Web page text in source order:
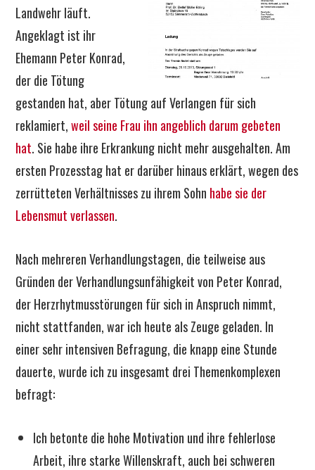
Landwehr läuft.
Angeklagt ist ihr
Ehemann Peter Konrad,
der die Tötung
gestanden hat, aber Tötung auf Verlangen für sich
reklamiert,weil seine Frau ihn angeblich darum gebeten
hat. Sie habe ihre Erkrankung nicht mehr ausgehalten. Am
ersten Prozesstag hat er darüber hinaus erklärt, wegen des
zerrütteten Verhältnisses zu ihrem Sohn habe sie der
Lebensmut verlassen.
Nach mehreren Verhandlungstagen, die teilweise aus
Gründen der Verhandlungsunfähigkeit von Peter Konrad,
der Herzrhytmusstörungen für sich in Anspruch nimmt,
nicht stattfanden, war ich heute als Zeuge geladen. In
einer sehr intensiven Befragung, die knapp eine Stunde
dauerte, wurde ich zu insgesamt drei Themenkomplexen
befragt:
Ich betonte die hohe Motivation und ihre fehlerlose
Arbeit, ihre starke Willenskraft, auch bei schweren